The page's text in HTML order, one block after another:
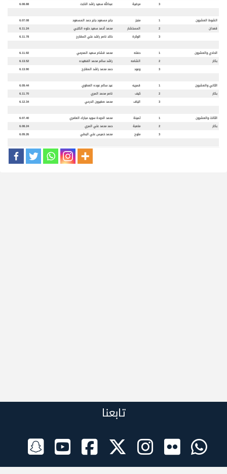
3
مرضية عبدالله سعيد راشد النابت 6.08.88
الشوط العشرون 1 منجز جابر مسعود جابر حمد المسعود
6.07.08
قعدان
2 المستشار محمد أحمد سعيد حلوه الكتبي
6.11.24
3
الوكرة خالد ناصر راشد علي المقارح 6.11.78
الحادي والعشرون 1 حفله محمد قشام سعيد المحرمي
6.11.92
بكار
2 الشامه راشد سالم محمد الفهيده
6.13.52
3
وعود حمد محمد راشد المقارح 6.13.90
الثاني والعشرون 1 قمريه عيد سالم عوده العطوي
6.09.44
بكار
2 كيف ناصر محمد المري
6.11.70
3
الياف محمد صغيرون الدرعي 6.12.34
الثالث والعشرون 1 ثمينة محمد الدودة سويد مبارك العامري
6.07.40
بكار
2 متعبة حمد محمد علي المري
6.08.24
3
ملوح محمد خميس علي البطي 6.09.26
تابعنا